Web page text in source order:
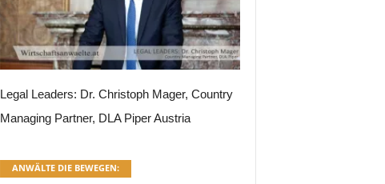
Legal Leaders: Dr. Christoph Mager, Country
Managing Partner, DLA Piper Austria
ANWÄLTE DIE BEWEGEN: